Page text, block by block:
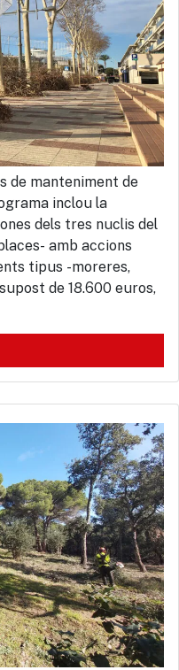
de manteniment de
inclou la
dels tres nuclis del
amb accions
tipus -moreres,
de 18.600 euros,